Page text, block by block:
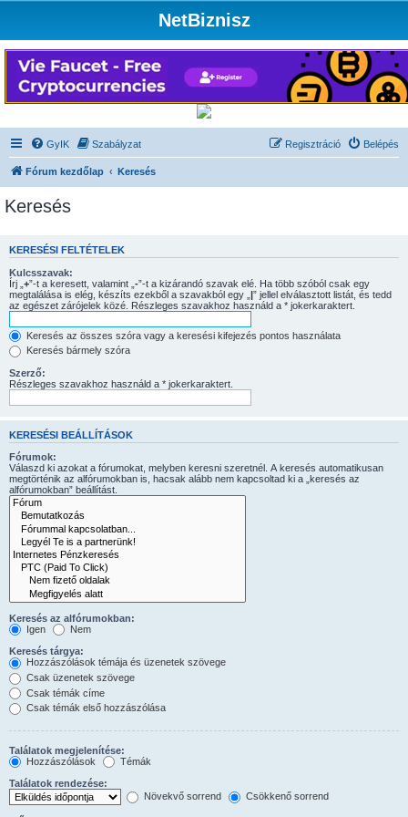
NetBiznisz
GyIK Szabályzat Belépés
Regisztráció
Fórum kezdőlap Keresés
Keresés
KERESÉSI FELTÉTELEK
Kulcsszavak:
Írj „ +”-t a keresett, valamint „ -”-t a kizárandó szavak elé. Ha több szóból csak egy
megtalálása is elég, készíts ezekből a szavakból egy „ |” jellel elválasztott listát, és tedd
az egészet zárójelek közé. Részleges szavakhoz használd a * jokerkaraktert.
Keresés az összes szóra vagy a keresési kifejezés pontos használata
Keresés bármely szóra
Szerző:
Részleges szavakhoz használd a * jokerkaraktert.
KERESÉSI BEÁLLÍTÁSOK
Fórumok:
Válaszd ki azokat a fórumokat, melyben keresni szeretnél. A keresés automatikusan
megtörténik az alfórumokban is, hacsak alább nem kapcsoltad ki a „keresés az
alfórumokban” beállítást.
Keresés az alfórumokban:
Igen
Nem
Keresés tárgya:
Hozzászólások témája és üzenetek szövege
Csak üzenetek szövege
Csak témák címe
Csak témák első hozzászólása
Találatok megjelenítése:
Hozzászólások
Témák
Találatok rendezése:
Növekvő sorrend
Csökkenő sorrend